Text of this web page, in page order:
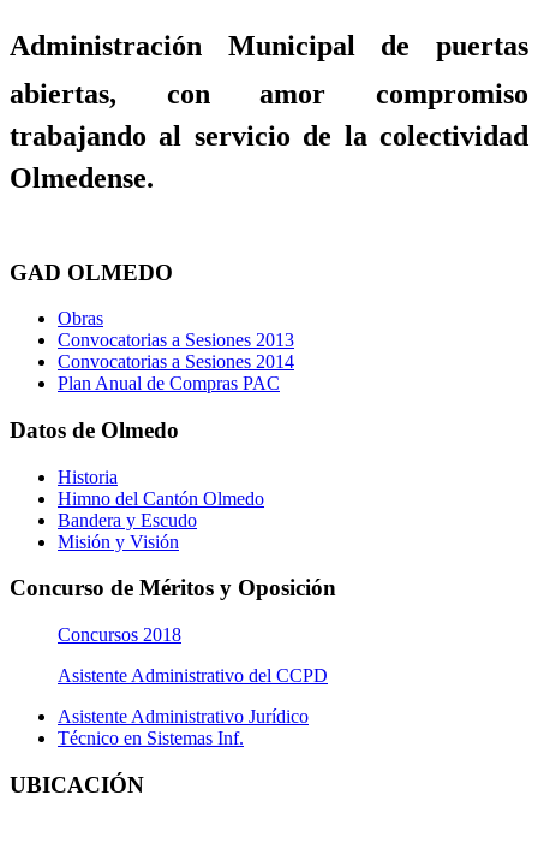
Administración Municipal de puertas
abiertas, con amor compromiso
trabajando al servicio de la colectividad
Olmedense.
GAD OLMEDO
Obras
Convocatorias a Sesiones 2013
Convocatorias a Sesiones 2014
Plan Anual de Compras PAC
Datos de Olmedo
Historia
Himno del Cantón Olmedo
Bandera y Escudo
Misión y Visión
Concurso de Méritos y Oposición
Concursos 2018
Asistente Administrativo del CCPD
Asistente Administrativo Jurídico
Técnico en Sistemas Inf.
UBICACIÓN